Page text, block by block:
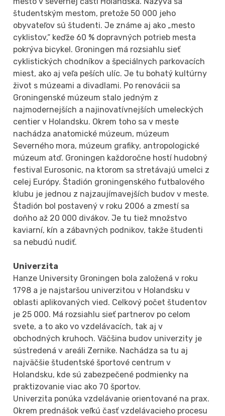
študentským mestom, pretože 50 000 jeho
obyvateľov sú študenti. Je známe aj ako „mesto
cyklistov,“ keďže 60 % dopravných potrieb mesta
pokrýva bicykel. Groningen má rozsiahlu sieť
cyklistických chodníkov a špeciálnych parkovacích
miest, ako aj veľa peších ulíc. Je tu bohatý kultúrny
život s múzeami a divadlami. Po renovácii sa
Groningenské múzeum stalo jedným z
najmodernejších a najinovatívnejších umeleckých
centier v Holandsku. Okrem toho sa v meste
nachádza anatomické múzeum, múzeum
Severného mora, múzeum grafiky, antropologické
múzeum atď. Groningen každoročne hostí hudobný
festival Eurosonic, na ktorom sa stretávajú umelci z
celej Európy. Štadión groningenského futbalového
klubu je jednou z najzaujímavejších budov v meste.
Štadión bol postavený v roku 2006 a zmestí sa
doňho až 20 000 divákov. Je tu tiež množstvo
kaviarní, kín a zábavných podnikov, takže študenti
sa nebudú nudiť.
Univerzita
Hanze University Groningen bola založená v roku
1798 a je najstaršou univerzitou v Holandsku v
oblasti aplikovaných vied. Celkový počet študentov
je 25 000. Má rozsiahlu sieť partnerov po celom
svete, a to ako vo vzdelávacích, tak aj v
obchodných kruhoch. Väčšina budov univerzity je
sústredená v areáli Zernike. Nachádza sa tu aj
najväčšie študentské športové centrum v
Holandsku, kde sú zabezpečené podmienky na
praktizovanie viac ako 70 športov.
Univerzita ponúka vzdelávanie orientované na prax.
Okrem prednášok veľkú časť vzdelávacieho procesu